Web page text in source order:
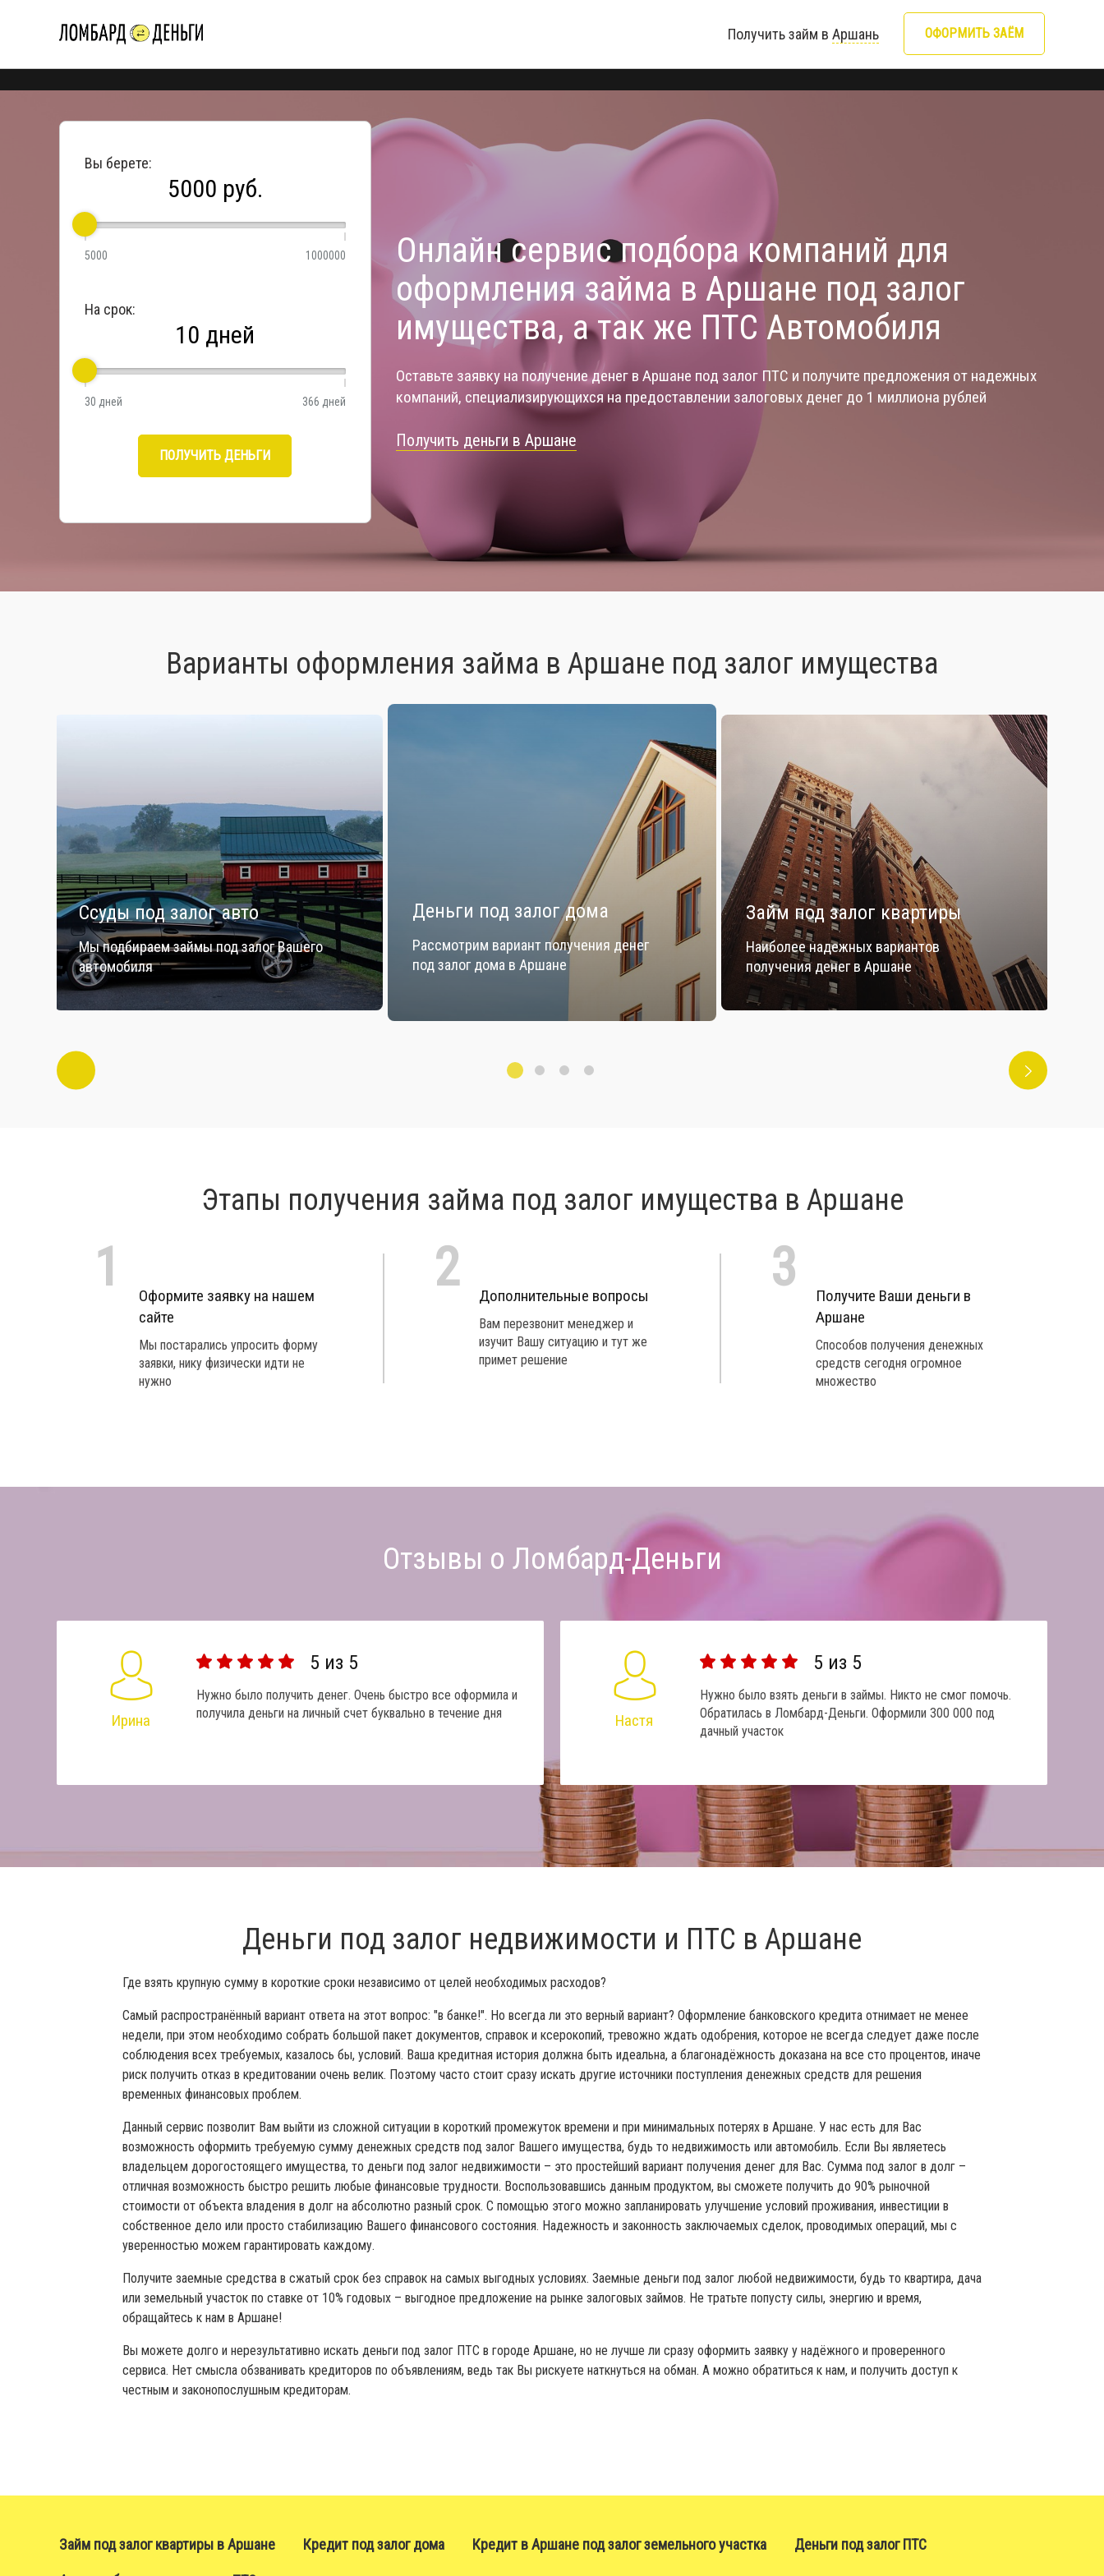
ОФОРМИТЬ ЗАЁМ
Получить займ в Аршань
Вы берете:
5000 руб.
5000 1000000
На срок:
10 дней
30 дней 366 дней
ПОЛУЧИТЬ ДЕНЬГИ
Онлайн сервис подбора компаний для
оформления займа в Аршане под залог
имущества, а так же ПТС Автомобиля
Оставьте заявку на получение денег в Аршане под залог ПТС и получите предложения от надежных
компаний, специализирующихся на предоставлении залоговых денег до 1 миллиона рублей
Получить деньги в Аршане
Варианты оформления займа в Аршане под залог имущества
Ссуды под залог авто
Мы подбираем займы под залог Вашего
автомобиля
Деньги под залог дома
Рассмотрим вариант получения денег
под залог дома в Аршане
Займ под залог квартиры
Наиболее надежных вариантов
получения денег в Аршане
Этапы получения займа под залог имущества в Аршане
1
Оформите заявку на нашем
сайте
Мы постарались упросить форму
заявки, нику физически идти не
нужно
2 Дополнительные вопросы
Вам перезвонит менеджер и
изучит Вашу ситуацию и тут же
примет решение
3
Получите Ваши деньги в
Аршане
Способов получения денежных
средств сегодня огромное
множество
Отзывы о Ломбард-Деньги
Ирина
5 из 5
Нужно было получить денег. Очень быстро все оформила и
получила деньги на личный счет буквально в течение дня
Настя
5 из 5
Нужно было взять деньги в займы. Никто не смог помочь.
Обратилась в Ломбард-Деньги. Оформили 300 000 под
дачный участок
Деньги под залог недвижимости и ПТС в Аршане
Где взять крупную сумму в короткие сроки независимо от целей необходимых расходов?
Самый распространённый вариант ответа на этот вопрос: "в банке!". Но всегда ли это верный вариант? Оформление банковского кредита отнимает не менее
недели, при этом необходимо собрать большой пакет документов, справок и ксерокопий, тревожно ждать одобрения, которое не всегда следует даже после
соблюдения всех требуемых, казалось бы, условий. Ваша кредитная история должна быть идеальна, а благонадёжность доказана на все сто процентов, иначе
риск получить отказ в кредитовании очень велик. Поэтому часто стоит сразу искать другие источники поступления денежных средств для решения
временных финансовых проблем.
Данный сервис позволит Вам выйти из сложной ситуации в короткий промежуток времени и при минимальных потерях в Аршане. У нас есть для Вас
возможность оформить требуемую сумму денежных средств под залог Вашего имущества, будь то недвижимость или автомобиль. Если Вы являетесь
владельцем дорогостоящего имущества, то деньги под залог недвижимости – это простейший вариант получения денег для Вас. Сумма под залог в долг –
отличная возможность быстро решить любые финансовые трудности. Воспользовавшись данным продуктом, вы сможете получить до 90% рыночной
стоимости от объекта владения в долг на абсолютно разный срок. С помощью этого можно запланировать улучшение условий проживания, инвестиции в
собственное дело или просто стабилизацию Вашего финансового состояния. Надежность и законность заключаемых сделок, проводимых операций, мы с
уверенностью можем гарантировать каждому.
Получите заемные средства в сжатый срок без справок на самых выгодных условиях. Заемные деньги под залог любой недвижимости, будь то квартира, дача
или земельный участок по ставке от 10% годовых – выгодное предложение на рынке залоговых займов. Не тратьте попусту силы, энергию и время,
обращайтесь к нам в Аршане!
Вы можете долго и нерезультативно искать деньги под залог ПТС в городе Аршане, но не лучше ли сразу оформить заявку у надёжного и проверенного
сервиса. Нет смысла обзванивать кредиторов по объявлениям, ведь так Вы рискуете наткнуться на обман. А можно обратиться к нам, и получить доступ к
честным и законопослушным кредиторам.
Займ под залог квартиры в Аршане Кредит под залог дома Кредит в Аршане под залог земельного участка Деньги под залог ПТС